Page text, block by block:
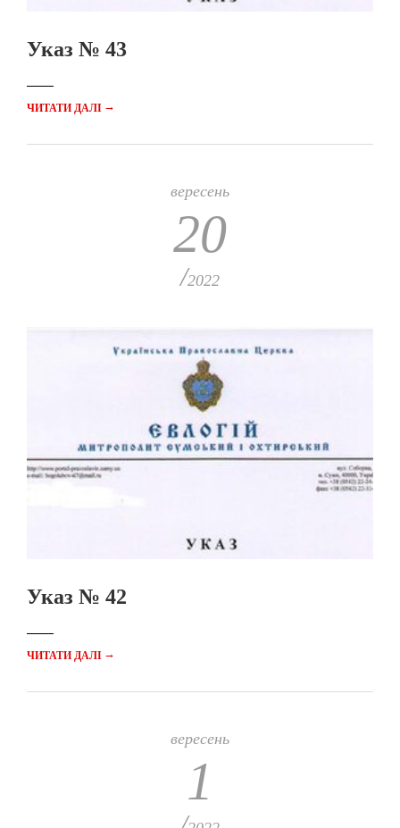
Указ № 43
ЧИТАТИ ДАЛІ →
вересень
20
/2022
Указ № 42
ЧИТАТИ ДАЛІ →
вересень
1